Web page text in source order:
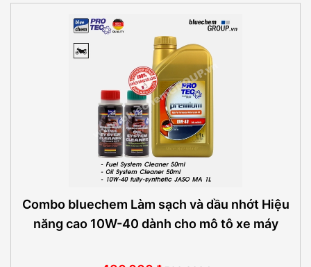
Combo bluechem Làm sạch và dầu nhớt Hiệu
năng cao 10W-40 dành cho mô tô xe máy